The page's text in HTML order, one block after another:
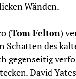
Wänden.
(Tom Felton)
Schatten des
gegenseitig
David